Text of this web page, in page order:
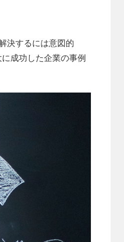
決するには意図的
成功した企業の事例